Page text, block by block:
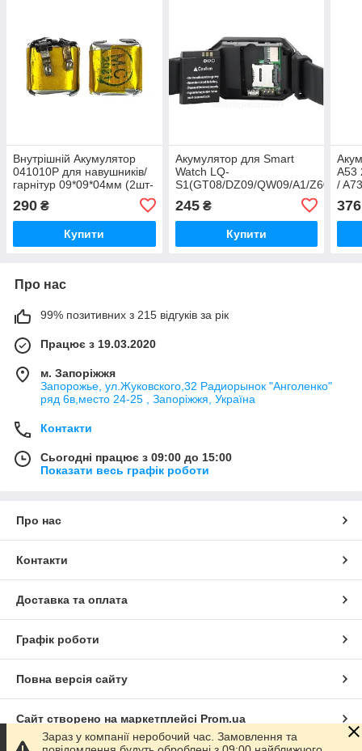
Внутрішній Акумулятор
041010P для навушників/
гарнітур 09*09*04мм (2шт-
пара) 3.7v/30mAh Original
PRC
290 ₴
Купити
Акумулятор для Smart
Watch LQ-
S1(GT08/DZ09/QW09/A1/Z60/W8/
245₴
Купити
A53
/
376
Про нас
99% позитивних з 215 відгуків за рік
Працює з 19.03.2020
м. Запоріжжя
Запорожье, ул.Жуковского,32 Радиорынок "Анголенко"
ряд 6в,место 24-25 , Запоріжжя, Україна
Контакти
Сьогодні працює з 09:00 до 15:00
Показати весь графік роботи
Про нас
Контакти
Доставка та оплата
Графік роботи
Повна версія сайту
Сайт створено на маркетплейсі Prom.ua
Зараз у компанії неробочий час. Замовлення та